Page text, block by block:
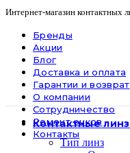
Интернет-магазин контактных
Бренды
Акции
Блог
Доставка и оплата
Гарантии и возврат
О компании
Сотрудничество
Ремонт очков
Контакты
Контактные
Тип линз